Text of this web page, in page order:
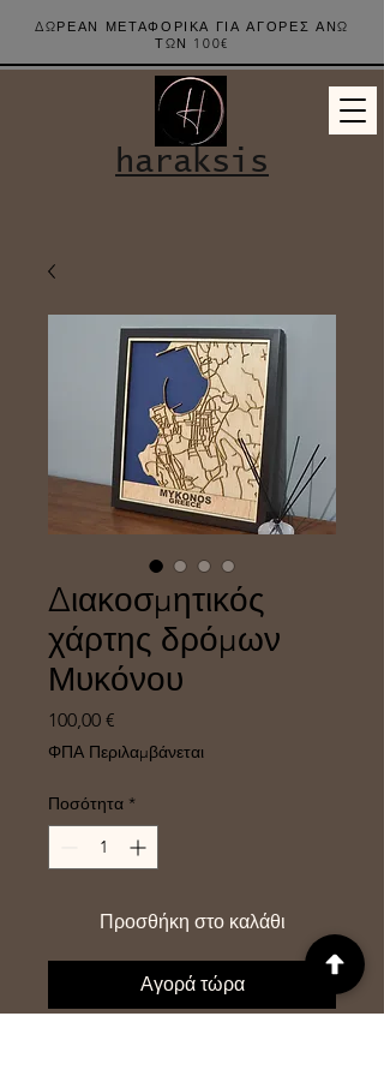
ΔΩΡΕΑΝ ΜΕΤΑΦΟΡΙΚΑ ΓΙΑ ΑΓΟΡΕΣ ΑΝΩ
ΤΩΝ 100€
haraksis
Διακοσμητικός
χάρτης δρόμων
Μυκόνου
100,00 €
ΦΠΑ Περιλαμβάνεται
Ποσότητα *
Προσθήκη στο καλάθι
Αγορά τώρα